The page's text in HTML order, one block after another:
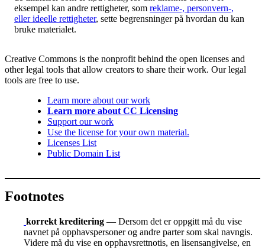
eksempel kan andre rettigheter, som reklame-, personvern-,
eller ideelle rettigheter, sette begrensninger på hvordan du kan
bruke materialet.
Creative Commons is the nonprofit behind the open licenses and
other legal tools that allow creators to share their work. Our legal
tools are free to use.
Learn more about our work
Learn more about CC Licensing
Support our work
Use the license for your own material.
Licenses List
Public Domain List
Footnotes
korrekt kreditering — Dersom det er oppgitt må du vise
navnet på opphavspersoner og andre parter som skal navngis.
Videre må du vise en opphavsrettnotis, en lisensangivelse, en